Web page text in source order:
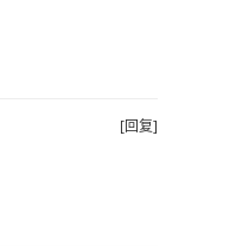
[回复]